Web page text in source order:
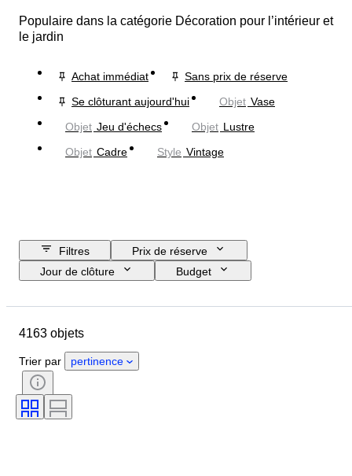
Populaire dans la catégorie Décoration pour l’intérieur et
le jardin
Achat immédiat
Sans prix de réserve
Se clôturant aujourd'hui
Objet Vase
Objet Jeu d'échecs Objet Lustre
Objet Cadre Style Vintage
Filtres
Prix de réserve
Jour de clôture
Budget
Pays d’origine
Genre
État
Certificat
Signature
Mouvement de montre
4163 objets
Trier par pertinence